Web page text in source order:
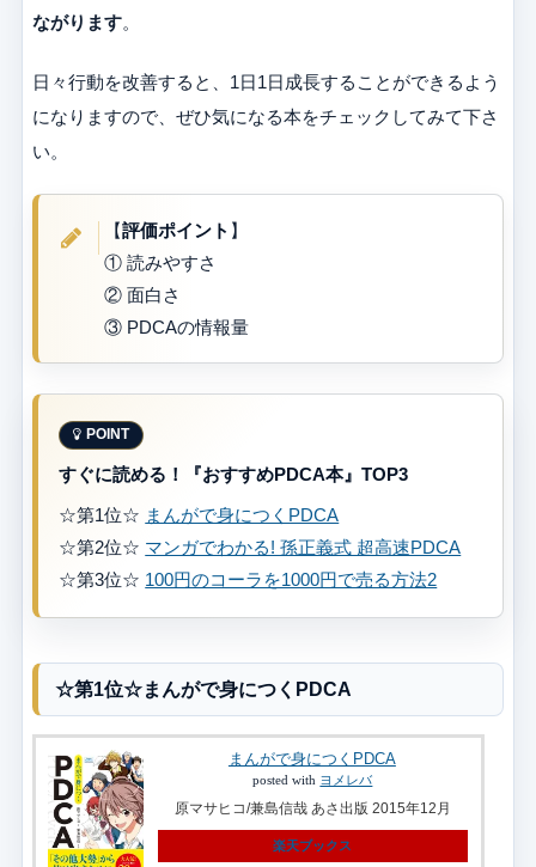
ながります。
日々行動を改善すると、1日1日成長することができるよう
になりますので、ぜひ気になる本をチェックしてみて下さ
い。
【評価ポイント 】
① 読みやすさ
② 面白さ
③ PDCAの情報量
すぐに読める！『おすすめPDCA本』TOP3
☆第1位☆ まんがで身につくPDCA
☆第2位☆ マンガでわかる! 孫正義式 超高速PDCA
☆第3位☆ 100円のコーラを1000円で売る方法2
☆第1位☆まんがで身につくPDCA
まんがで身につくPDCA
posted with ヨメレバ
原マサヒコ/兼島信哉 あさ出版 2015年12月
楽天ブックス